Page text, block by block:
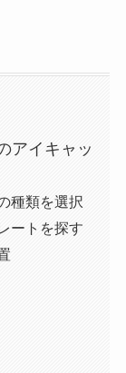
アイキャッ
種類を選択
ートを探す